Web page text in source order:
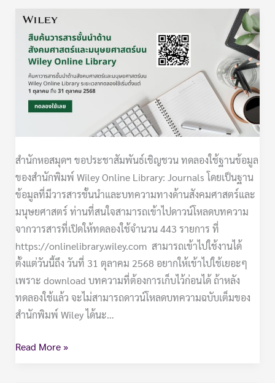
สำนักหอสมุดฯ ขอประชาสัมพันธ์เชิญชวน ทดลองใช้ฐานข้อมูล
ของสำนักพิมพ์ Wiley Online Library: Journals โดยเป็นฐาน
ข้อมูลที่มีวารสารชั้นนำและบทความทางด้านสังคมศาสตร์และ
มนุษยศาสตร์ ท่านที่สนใจสามารถเข้าไปดาวน์โหลดบทความ
จากวารสารที่เปิดให้ทดลองใช้จำนวน 443 รายการ ที่
https://onlinelibrary.wiley.com สามารถเข้าไปใช้งานได้
ตั้งแต่วันนี้ถึง วันที่ 31 ตุลาคม 2568 อยากให้เข้าไปใช้เยอะๆ
เพราะ download บทความที่ต้องการเก็บไว้ก่อนได้ ถ้าหลัง
ทดลองใช้แล้ว จะไม่สามารถดาวน์โหลดบทความฉบับเต็มของ
สำนักพิมพ์ Wiley ได้นะ…
ขอ
เชิญ
ทดลอง
ฐาน
ข้อมูล
Journals
Read More »